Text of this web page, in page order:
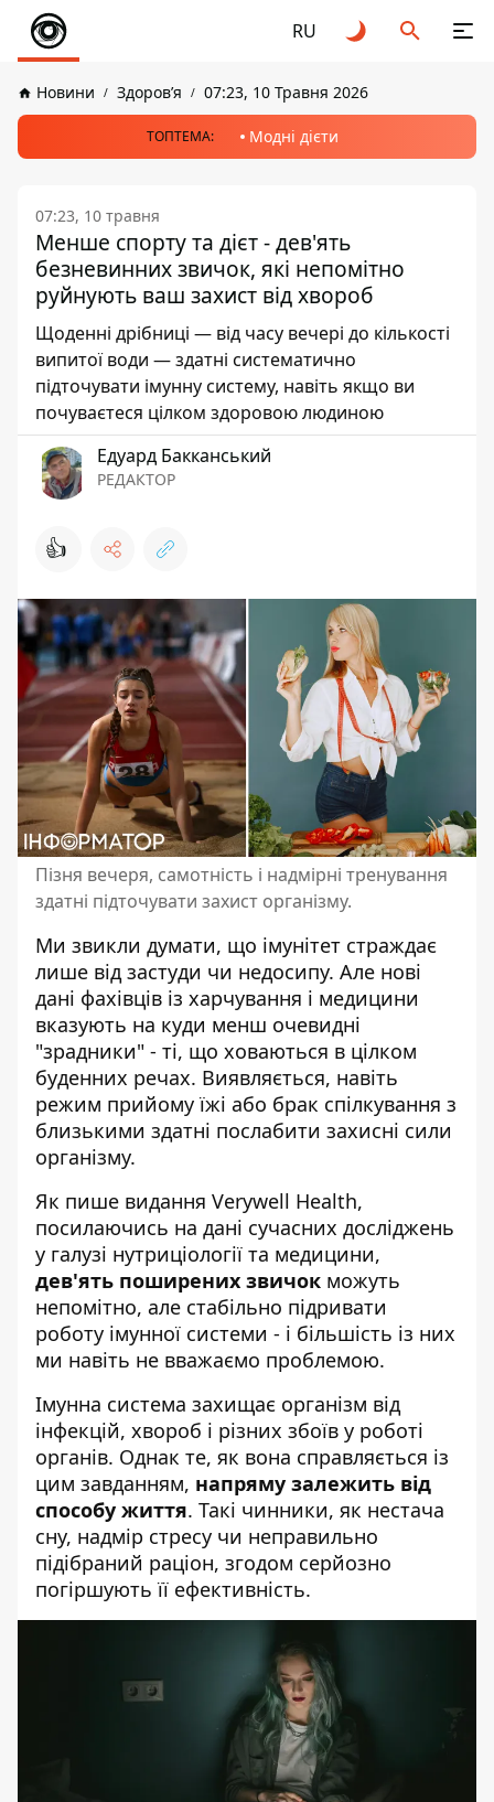
RU
Новини Здоров’я 07:23, 10 Травня 2026
ТОПТЕМА: Модні дієти
07:23, 10 травня
Менше спорту та дієт - дев'ять
безневинних звичок, які непомітно
руйнують ваш захист від хвороб
Щоденні дрібниці — від часу вечері до кількості
випитої води — здатні систематично
підточувати імунну систему, навіть якщо ви
почуваєтеся цілком здоровою людиною
Едуард Бакканський
РЕДАКТОР
👍
Пізня вечеря, самотність і надмірні тренування
здатні підточувати захист організму.
Ми звикли думати, що імунітет страждає
лише від застуди чи недосипу. Але нові
дані фахівців із харчування і медицини
вказують на куди менш очевидні
"зрадники" - ті, що ховаються в цілком
буденних речах. Виявляється, навіть
режим прийому їжі або брак спілкування з
близькими здатні послабити захисні сили
організму.
Як пише видання Verywell Health,
посилаючись на дані сучасних досліджень
у галузі нутриціології та медицини,
дев'ять поширених звичок можуть
непомітно, але стабільно підривати
роботу імунної системи - і більшість із них
ми навіть не вважаємо проблемою.
Імунна система захищає організм від
інфекцій, хвороб і різних збоїв у роботі
органів. Однак те, як вона справляється із
цим завданням, напряму залежить від
способу життя. Такі чинники, як нестача
сну, надмір стресу чи неправильно
підібраний раціон, згодом серйозно
погіршують її ефективність.